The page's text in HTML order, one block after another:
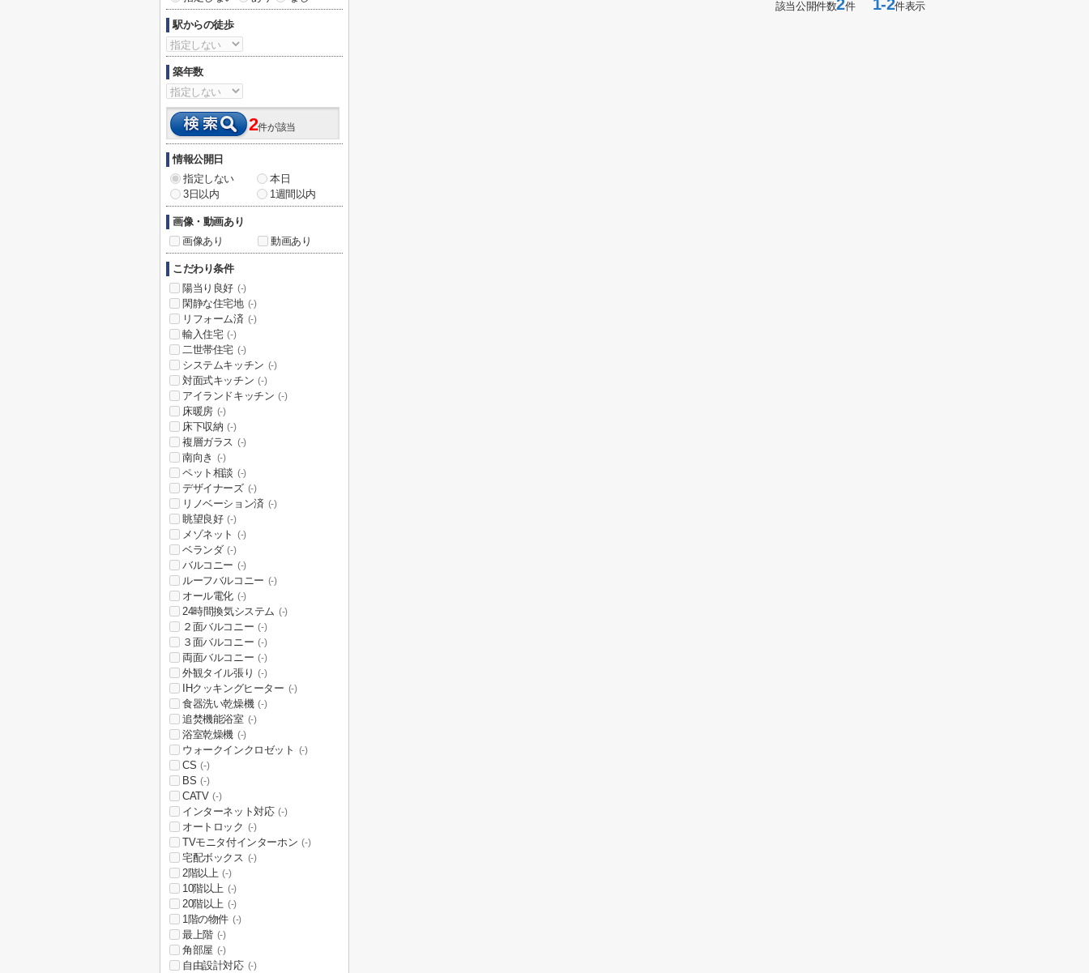
該当公開件数2件1-2件表示
駅からの徒歩
築年数
2件が該当
情報公開日
指定しない
本日
3日以内
1週間以内
画像・動画あり
画像あり
動画あり
こだわり条件
陽当り良好 (-)
閑静な住宅地 (-)
リフォーム済 (-)
輸入住宅 (-)
二世帯住宅 (-)
システムキッチン (-)
対面式キッチン (-)
アイランドキッチン (-)
床暖房 (-)
床下収納 (-)
複層ガラス (-)
南向き (-)
ペット相談 (-)
デザイナーズ (-)
リノベーション済 (-)
眺望良好 (-)
メゾネット (-)
ベランダ (-)
バルコニー (-)
ルーフバルコニー (-)
オール電化 (-)
24時間換気システム (-)
２面バルコニー (-)
３面バルコニー (-)
両面バルコニー (-)
外観タイル張り (-)
IHクッキングヒーター (-)
食器洗い乾燥機 (-)
追焚機能浴室 (-)
浴室乾燥機 (-)
ウォークインクロゼット (-)
CS (-)
BS (-)
CATV (-)
インターネット対応 (-)
オートロック (-)
TVモニタ付インターホン (-)
宅配ボックス (-)
2階以上 (-)
10階以上 (-)
20階以上 (-)
1階の物件 (-)
最上階 (-)
角部屋 (-)
自由設計対応 (-)